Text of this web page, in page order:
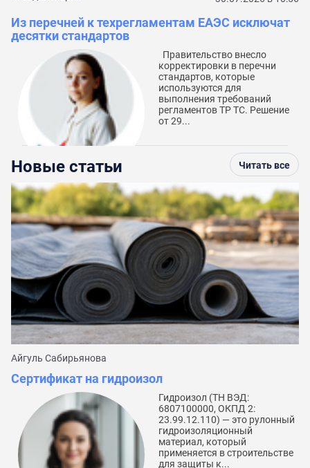
Из перечней к техрегламентам ЕАЭС исключат
десятки стандартов
Правительство внесло
корректировки в перечни
стандартов, которые
используются для
выполнения требований
регламентов ТР ТС. Решение
от 29...
Новые статьи Читать все
Айгуль Сабирьянова
Сертификат на гидроизол
Гидроизол (ТН ВЭД:
6807100000, ОКПД 2:
23.99.12.110) — это рулонный
гидроизоляционный
материал, который
применяется в строительстве
для защиты к...